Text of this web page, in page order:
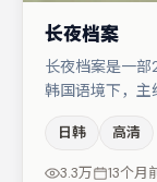
长夜档案
长夜档案是一
韩国语境下，主
容包括文淇、
欢抠台词与伏
日韩 高清
3.3万 13个月